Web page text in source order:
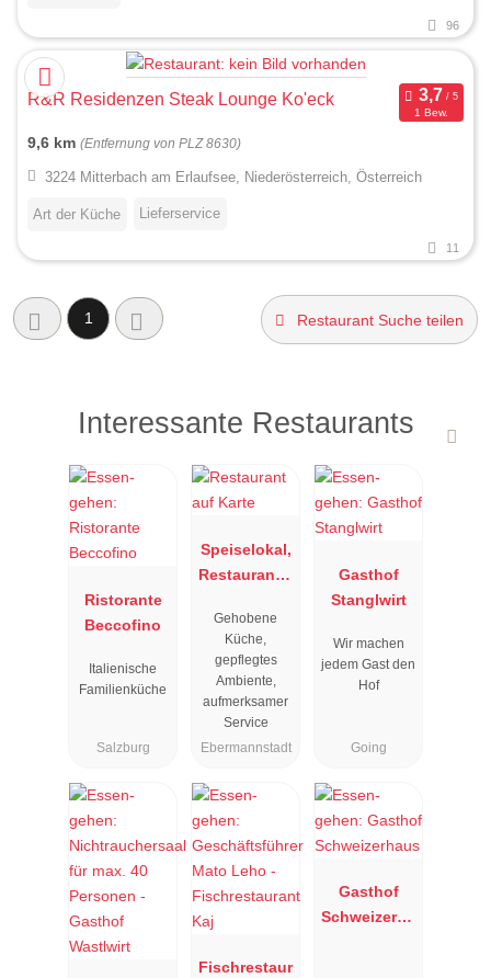
96
R&R Residenzen Steak Lounge Ko'eck
1 Bew.
9,6 km (Entfernung von PLZ 8630)
3224 Mitterbach am Erlaufsee, Niederösterreich, Österreich
Art der Küche Lieferservice
11
1 Restaurant Suche teilen
Interessante Restaurants
Ristorante
Beccofino
Italienische
Familienküche
Salzburg
Speiselokal,
Restaurant "
"
Gehobene
Küche,
gepflegtes
Ambiente,
aufmerksamer
Service
Ebermannstadt
Gasthof
Stanglwirt
Wir machen
jedem Gast den
Hof
Going
Fischrestaur
Gasthof
Schweizerha